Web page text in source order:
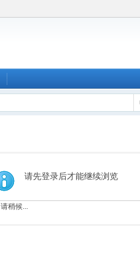
请先登录后才能继续浏览
请稍候...